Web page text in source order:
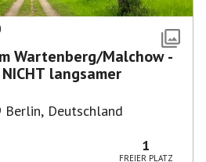
Wartenberg/Malchow -
langsamer
Berlin, Deutschland
1
FREIER PLATZ